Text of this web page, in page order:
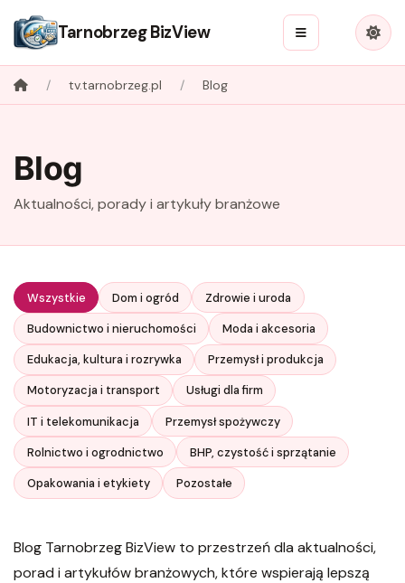
Tarnobrzeg BizView
tv.tarnobrzeg.pl Blog
Blog
Aktualności, porady i artykuły branżowe
Wszystkie Dom i ogród Zdrowie i uroda
Budownictwo i nieruchomości Moda i akcesoria
Edukacja, kultura i rozrywka Przemysł i produkcja
Motoryzacja i transport Usługi dla firm
IT i telekomunikacja Przemysł spożywczy
Rolnictwo i ogrodnictwo BHP, czystość i sprzątanie
Opakowania i etykiety Pozostałe
Blog Tarnobrzeg BizView to przestrzeń dla aktualności,
porad i artykułów branżowych, które wspierają lepszą